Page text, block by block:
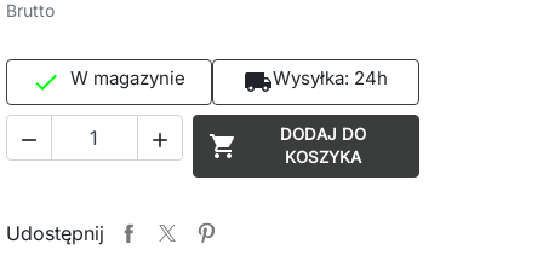
Brutto
 W magazynie local_shippingWysyłka: 24h
  
DODAJ DO
KOSZYKA
Udostępnij